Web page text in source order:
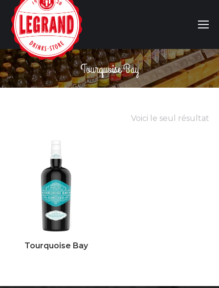
Tourquoise Bay
Vous êtes ici :
Voici le seul résultat
Tourquoise Bay